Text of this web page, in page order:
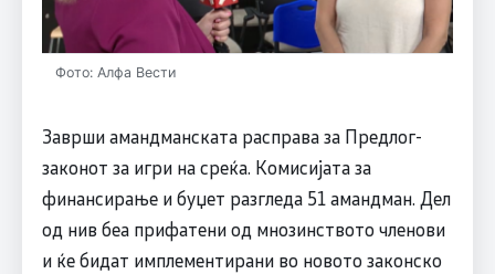
Фото: Алфа Вести
Заврши амандманската расправа за Предлог-
законот за игри на среќа. Комисијата за
финансирање и буџет разгледа 51 амандман. Дел
од нив беа прифатени од мнозинството членови
и ќе бидат имплементирани во новото законско